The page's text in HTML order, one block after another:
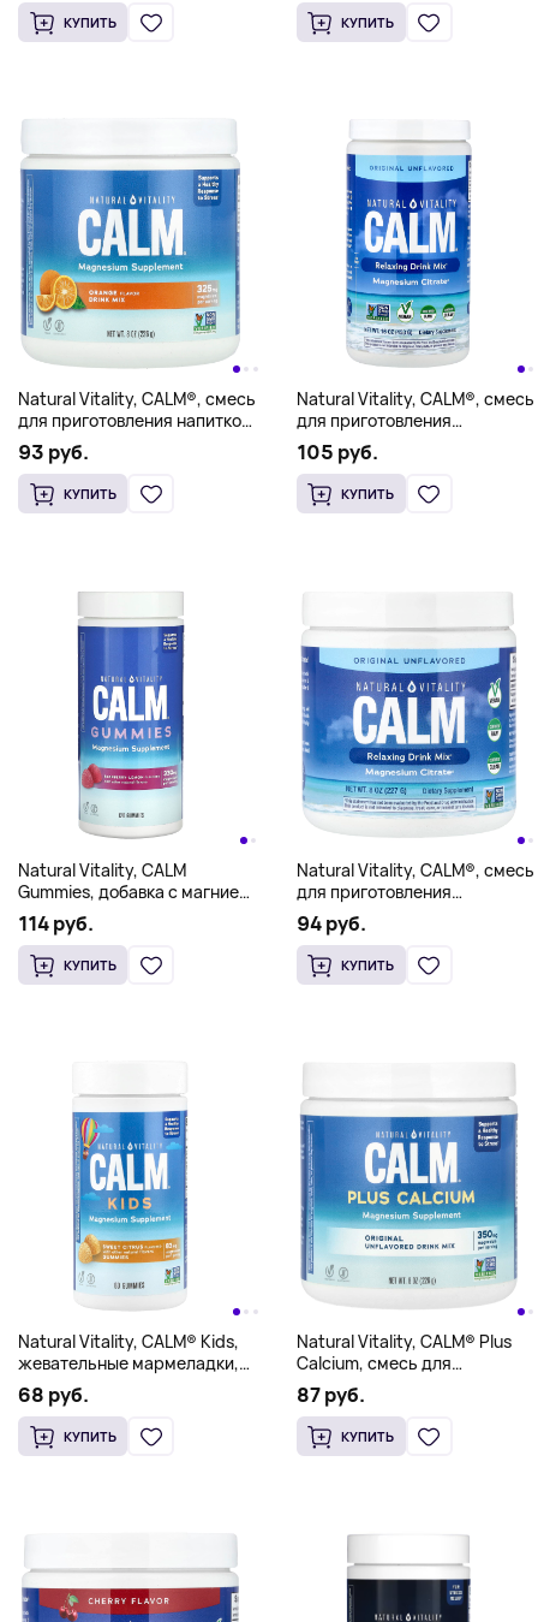
КУПИТЬ КУПИТЬ
Natural Vitality, CALM®, смесь
для приготовления напитков
с магнием, апельсин, 226 г (8
унций)
93 руб.
КУПИТЬ
Natural Vitality, CALM®, смесь
для приготовления
расслабляющего напитка,
оригинальный вкус без
добавок, 453 г
105 руб.
КУПИТЬ
Natural Vitality, CALM
Gummies, добавка с магнием,
малина и лимон, 120
жевательных таблеток (82,5
мг в 1 жевательной
мармеладке)
114 руб.
КУПИТЬ
Natural Vitality, CALM®, смесь
для приготовления
расслабляющих напитков,
оригинальный нейтральный
вкус, 227 г (8 унций)
94 руб.
КУПИТЬ
Natural Vitality, CALM® Kids,
жевательные мармеладки,
со сладким цитрусом, 83 мг,
60 жевательных
мармеладок
68 руб.
КУПИТЬ
Natural Vitality, CALM® Plus
Calcium, смесь для
приготовления напитка из
магния и кальция,
оригинальный без добавок,
227 г (8 унций)
87 руб.
КУПИТЬ